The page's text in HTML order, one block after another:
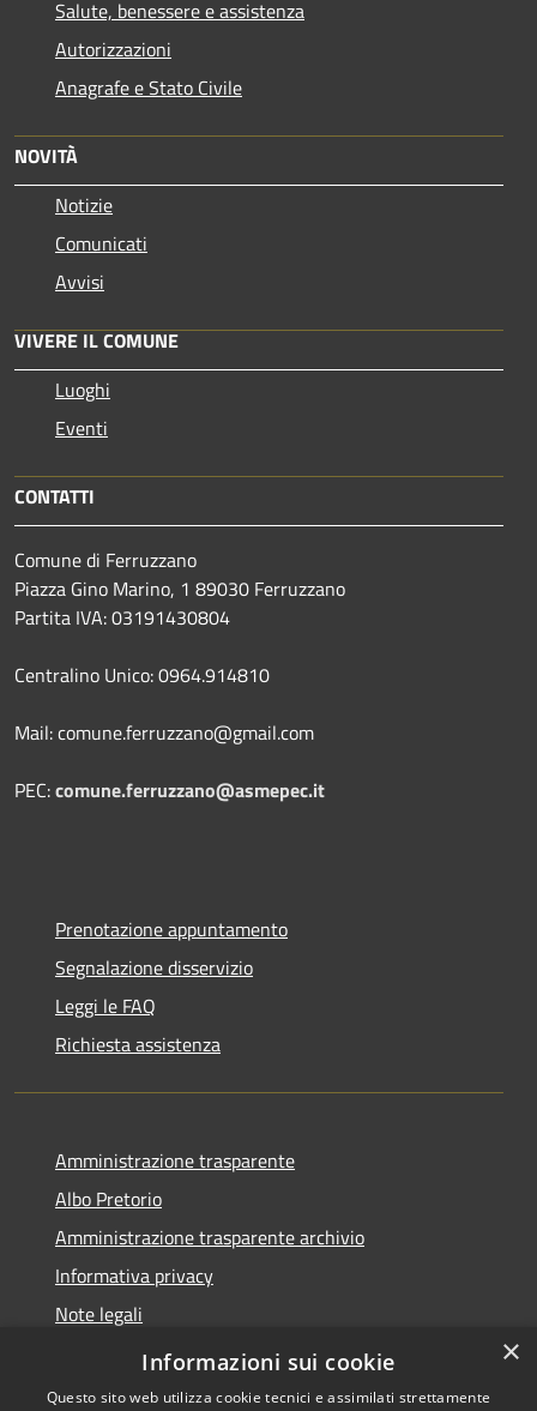
Salute, benessere e assistenza
Autorizzazioni
Anagrafe e Stato Civile
NOVITÀ
Notizie
Comunicati
Avvisi
VIVERE IL COMUNE
Luoghi
Eventi
CONTATTI
Comune di Ferruzzano
Piazza Gino Marino, 1 89030 Ferruzzano
Partita IVA: 03191430804
Centralino Unico: 0964.914810
Mail: comune.ferruzzano@gmail.com
PEC:comune.ferruzzano@asmepec.it
Prenotazione appuntamento
Segnalazione disservizio
Leggi le FAQ
Richiesta assistenza
Amministrazione trasparente
Albo Pretorio
Amministrazione trasparente archivio
Informativa privacy
Note legali
Dichiarazione di accessibilità
×
Informazioni sui cookie
Questo sito web utilizza cookie tecnici e assimilati strettamente